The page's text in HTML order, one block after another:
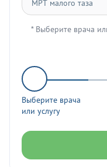
* Выберите врача
Выберите врача
или услугу